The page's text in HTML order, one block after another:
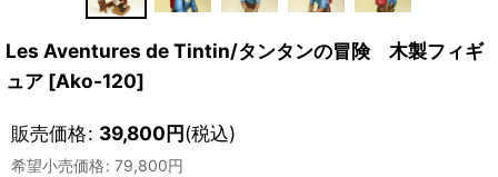
Les Aventures de Tintin/タンタンの冒険 木製フィギ
ュア [Ako-120]
販売価格: 39,800円(税込)
希望小売価格: 79,800円